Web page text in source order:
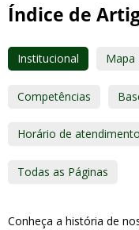
Índice de
Institucional Mapa
Competências
Horário de atendimento
Todas as Páginas
Conheça a história de